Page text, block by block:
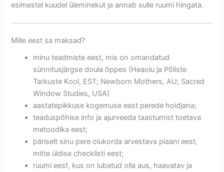
esimestel kuudel üleminekut ja annab sulle ruumi hingata.
Mille eest sa maksad?
minu teadmiste eest, mis on omandatud
sünnitusjärgse doula õppes (Heaolu ja Põliste
Tarkuste Kool, EST; Newborn Mothers, AU; Sacred
Window Studies, USA)
aastatepikkuse kogemuse eest perede hoidjana;
teaduspõhise info ja ajurveeda taastumist toetava
metoodika eest;
päriselt sinu pere olukorda arvestava plaani eest,
mitte üldise checklisti eest;
ruumi eest, kus on lubatud olla aus, haavatav ja